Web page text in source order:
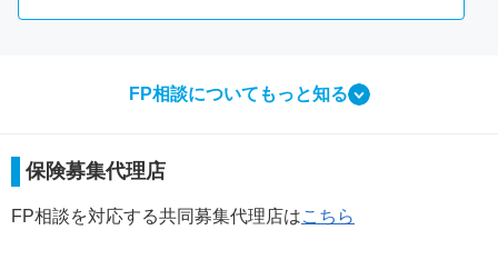
FP相談についてもっと知る
相談ってなにをするの？
FP相談で行う3つのこと
保険募集代理店
FP相談を対応する共同募集代理店はこちら